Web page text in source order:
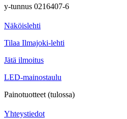
y-tunnus 0216407-6
Näköislehti
Tilaa Ilmajoki-lehti
Jätä ilmoitus
LED-mainostaulu
Painotuotteet (tulossa)
Yhteystiedot